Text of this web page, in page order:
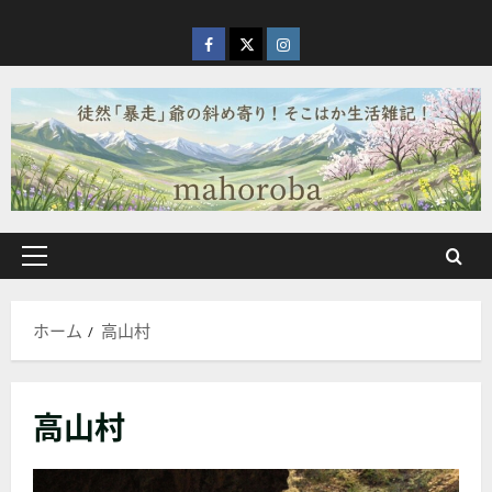
を
ス
キ
ッ
プ
facebook
X Instagram
メ
ン
ー
ホーム 高山村
高山村